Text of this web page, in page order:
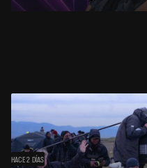
HACE 2 DÍAS